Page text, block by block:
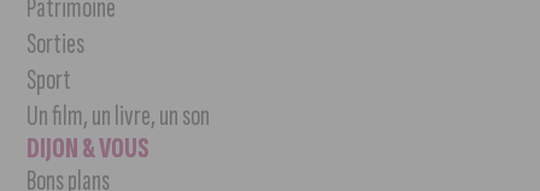
Patrimoine
Sorties
Sport
Un film, un livre, un son
DIJON & VOUS
Bons plans